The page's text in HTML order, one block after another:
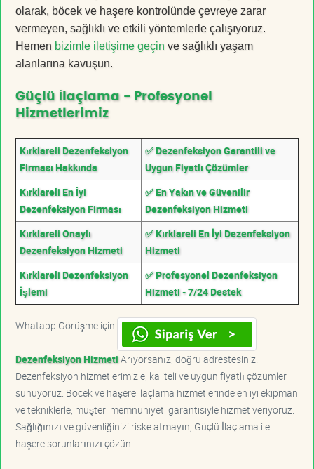
olarak, böcek ve haşere kontrolünde çevreye zarar
vermeyen, sağlıklı ve etkili yöntemlerle çalışıyoruz.
Hemen bizimle iletişime geçin ve sağlıklı yaşam
alanlarına kavuşun.
Güçlü İlaçlama - Profesyonel
Hizmetlerimiz
Kırklareli Dezenfeksiyon
Firması Hakkında
✅ Dezenfeksiyon Garantili ve
Uygun Fiyatlı Çözümler
Kırklareli En İyi
Dezenfeksiyon Firması
✅ En Yakın ve Güvenilir
Dezenfeksiyon Hizmeti
Kırklareli Onaylı
Dezenfeksiyon Hizmeti
✅ Kırklareli En İyi Dezenfeksiyon
Hizmeti
Kırklareli Dezenfeksiyon
İşlemi
✅ Profesyonel Dezenfeksiyon
Hizmeti - 7/24 Destek
Whatapp Görüşme için
Dezenfeksiyon HizmetiArıyorsanız, doğru adrestesiniz!
Dezenfeksiyon hizmetlerimizle, kaliteli ve uygun fiyatlı çözümler
sunuyoruz. Böcek ve haşere ilaçlama hizmetlerinde en iyi ekipman
ve tekniklerle, müşteri memnuniyeti garantisiyle hizmet veriyoruz.
Sağlığınızı ve güvenliğinizi riske atmayın, Güçlü İlaçlama ile
haşere sorunlarınızı çözün!